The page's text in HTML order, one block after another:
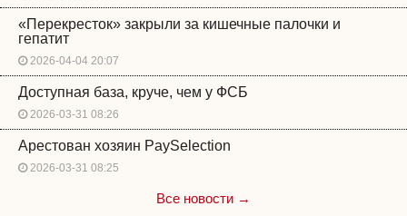
«Перекресток» закрыли за кишечные палочки и
гепатит
2026-04-04 20:07
Доступная база, круче, чем у ФСБ
2026-03-31 08:26
Арестован хозяин PaySelection
2026-03-31 08:25
Все новости →